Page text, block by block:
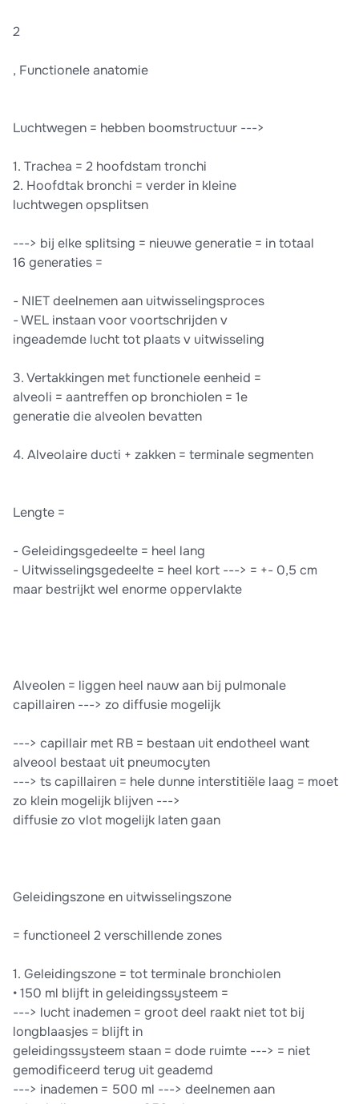
2
, Functionele anatomie
Luchtwegen = hebben boomstructuur --->
1. Trachea = 2 hoofdstam tronchi
2. Hoofdtak bronchi = verder in kleine
luchtwegen opsplitsen
---> bij elke splitsing = nieuwe generatie = in totaal
16 generaties =
- NIET deelnemen aan uitwisselingsproces
- WEL instaan voor voortschrijden v
ingeademde lucht tot plaats v uitwisseling
3. Vertakkingen met functionele eenheid =
alveoli = aantreffen op bronchiolen = 1e
generatie die alveolen bevatten
4. Alveolaire ducti + zakken = terminale segmenten
Lengte =
- Geleidingsgedeelte = heel lang
- Uitwisselingsgedeelte = heel kort ---> = +- 0,5 cm
maar bestrijkt wel enorme oppervlakte
Alveolen = liggen heel nauw aan bij pulmonale
capillairen ---> zo diffusie mogelijk
---> capillair met RB = bestaan uit endotheel want
alveool bestaat uit pneumocyten
---> ts capillairen = hele dunne interstitiële laag = moet
zo klein mogelijk blijven --->
diffusie zo vlot mogelijk laten gaan
Geleidingszone en uitwisselingszone
= functioneel 2 verschillende zones
1. Geleidingszone = tot terminale bronchiolen
• 150 ml blijft in geleidingssysteem =
---> lucht inademen = groot deel raakt niet tot bij
longblaasjes = blijft in
geleidingssysteem staan = dode ruimte ---> = niet
gemodificeerd terug uit geademd
---> inademen = 500 ml ---> deelnemen aan